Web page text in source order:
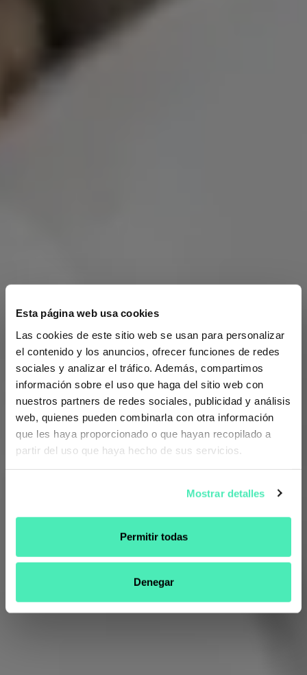
Esta página web usa cookies
Las cookies de este sitio web se usan para personalizar
el contenido y los anuncios, ofrecer funciones de redes
sociales y analizar el tráfico. Además, compartimos
información sobre el uso que haga del sitio web con
nuestros partners de redes sociales, publicidad y análisis
web, quienes pueden combinarla con otra información
que les haya proporcionado o que hayan recopilado a
partir del uso que haya hecho de sus servicios.
Mostrar detalles
Permitir todas
Denegar
MYHIXEL
SHOPIFY PLUS